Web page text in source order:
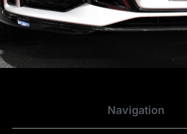
Navigation